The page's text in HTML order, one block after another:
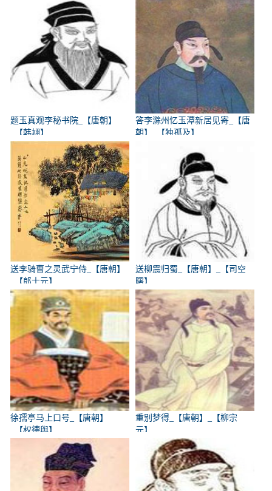
题玉真观李秘书院_【唐朝】
_【韩翃】
答李滁州忆玉潭新居见寄_【唐
朝】_【独孤及】
送李骑曹之灵武宁侍_【唐朝】
_【郎士元】
送柳震归蜀_【唐朝】_【司空
曙】
徐孺亭马上口号_【唐朝】
_【权德舆】
重别梦得_【唐朝】_【柳宗
元】